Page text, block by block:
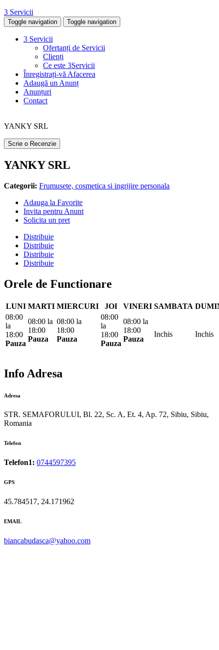
3 Servicii
Toggle navigation Toggle navigation
3 Servicii
Ofertanți de Servicii
Clienți
Ce este 3Servicii
Înregistrați-vă Afacerea
Adaugă un Anunț
Anunțuri
Contact
YANKY SRL
Scrie o Recenzie
YANKY SRL
Categorii: Frumusete, cosmetica si ingrijire personala
Adauga la Favorite
Invita pentru Anunt
Solicita un pret
Distribuie
Distribuie
Distribuie
Distribuie
Orele de Functionare
LUNI MARTI MIERCURI JOI VINERI SAMBATA
08:00
la
18:00
Pauza
08:00 la
18:00
Pauza
08:00 la
18:00
Pauza
08:00
la
18:00
Pauza
08:00 la
18:00
Pauza
Inchis Inchis
Info Adresa
Adresa
STR. SEMAFORULUI, Bl. 22, Sc. A, Et. 4, Ap. 72, Sibiu, Sibiu,
Romania
Telefon
Telefon1: 0744597395
GPS
45.784517, 24.171962
EMAIL
biancabudasca@yahoo.com